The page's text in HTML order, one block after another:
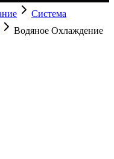
Система
Водяное Охлаждение